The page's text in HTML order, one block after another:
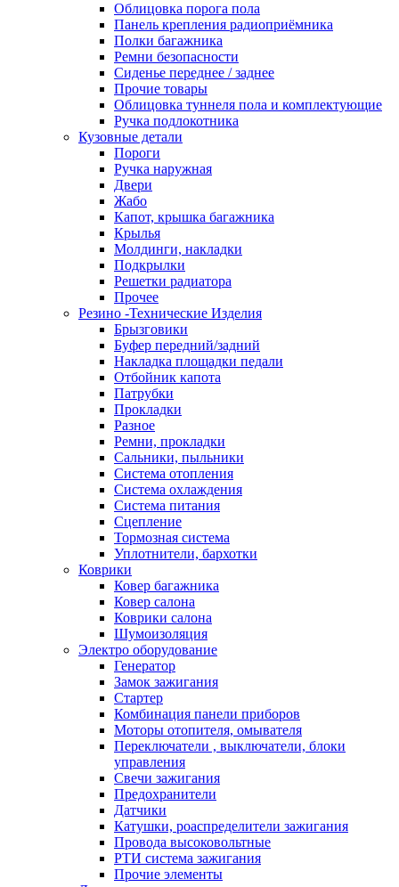
Облицовка порога пола
Панель крепления радиоприёмника
Полки багажника
Ремни безопасности
Сиденье переднее / заднее
Прочие товары
Облицовка туннеля пола и комплектующие
Ручка подлокотника
Кузовные детали
Пороги
Ручка наружная
Двери
Жабо
Капот, крышка багажника
Крылья
Молдинги, накладки
Подкрылки
Решетки радиатора
Прочее
Резино -Технические Изделия
Брызговики
Буфер передний/задний
Накладка площадки педали
Отбойник капота
Патрубки
Прокладки
Разное
Ремни, прокладки
Сальники, пыльники
Система отопления
Система охлаждения
Система питания
Сцепление
Тормозная система
Уплотнители, бархотки
Коврики
Ковер багажника
Ковер салона
Коврики салона
Шумоизоляция
Электро оборудование
Генератор
Замок зажигания
Стартер
Комбинация панели приборов
Моторы отопителя, омывателя
Переключатели , выключатели, блоки
управления
Свечи зажигания
Предохранители
Датчики
Катушки, роаспределители зажигания
Провода высоковольтные
РТИ система зажигания
Прочие элементы